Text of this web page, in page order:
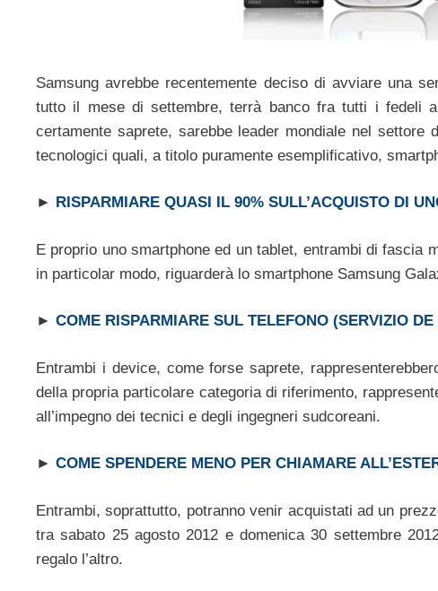
Samsung avrebbe recentemente deciso di avviare una
tutto il mese di settembre, terrà banco fra tutti i fedeli
certamente saprete, sarebbe leader mondiale nel
tecnologici quali, a titolo puramente esemplificativo,
► RISPARMIARE QUASI IL 90% SULL’ACQUISTO DI
E proprio uno smartphone ed un tablet, entrambi di fascia
in particolar modo, riguarderà lo smartphone Samsung
► COME RISPARMIARE SUL TELEFONO (SERVIZIO DE
Entrambi i device, come forse saprete,
della propria particolare categoria di riferimento,
all’impegno dei tecnici e degli ingegneri sudcoreani.
► COME SPENDERE MENO PER CHIAMARE
Entrambi, soprattutto, potranno venir acquistati ad un
tra sabato 25 agosto 2012 e domenica 30 settembre
regalo l’altro.